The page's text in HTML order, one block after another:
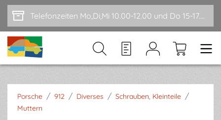
Zum Hauptinhalt springen Telefonzeiten Mo,Di,Mi 10.00-12.00 und Do 15-17.00
Porsche / 912 / Diverses / Schrauben, Kleinteile /
Muttern